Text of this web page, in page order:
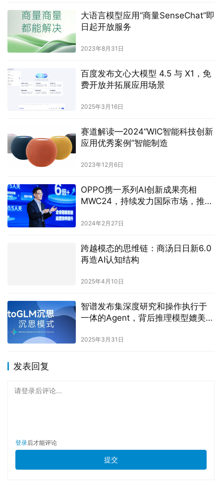
大语言模型应用“商量SenseChat”即
日起开放服务
2023年8月31日
百度发布文心大模型 4.5 与 X1，免
费开放并拓展应用场景
2025年3月16日
赛道解读—2024“WIC智能科技创新
应用优秀案例”智能制造
2023年12月6日
OPPO携一系列AI创新成果亮相
MWC24，持续发力国际市场，推动
2024年2月27日
跨越模态的思维链：商汤日日新6.0
再造AI认知结构
2025年4月10日
智谱发布集深度研究和操作执行于
一体的Agent，背后推理模型媲美
2025年3月31日
发表回复
请登录后评论...
登录后才能评论
提交